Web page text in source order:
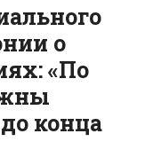
о
«По
конца